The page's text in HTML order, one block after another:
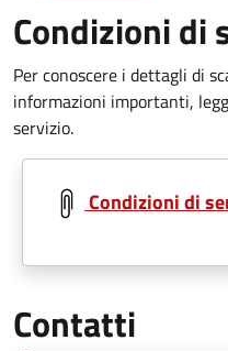
Condizioni di
Per conoscere i dettagli di
informazioni importanti,
servizio.
Document
Condizioni di
Contatti